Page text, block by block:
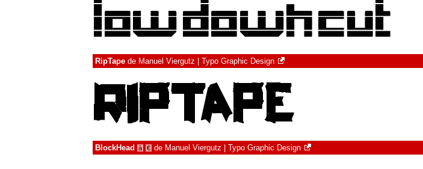
RipTape de Manuel Viergutz | Typo Graphic Design
BlockHead à € de Manuel Viergutz | Typo Graphic Design